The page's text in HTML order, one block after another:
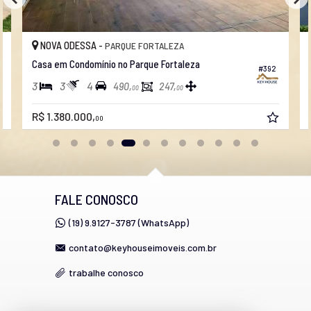
#392
NOVA ODESSA -PARQUE FORTALEZA
Casa em Condomínio no Parque Fortaleza
3 3 4 490,00 247,00
R$ 1.380.000,00
FALE CONOSCO
(19) 9.9127-3787 (WhatsApp)
contato@keyhouseimoveis.com.br
trabalhe conosco